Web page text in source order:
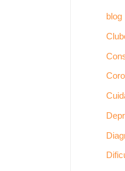
blog